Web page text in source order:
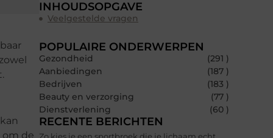
om de
INHOUDSOPGAVE
Veelgestelde vragen
POPULAIRE ONDERWERPEN
Gezondheid
(291 )
Aanbiedingen
(187 )
Bedrijven
(183 )
Beauty en verzorging
(77 )
Dienstverlening
(60 )
RECENTE BERICHTEN